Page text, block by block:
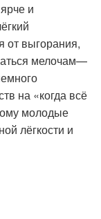
и
от выгорания,
мелочам—
на «когда всё
молодые
лёгкости и